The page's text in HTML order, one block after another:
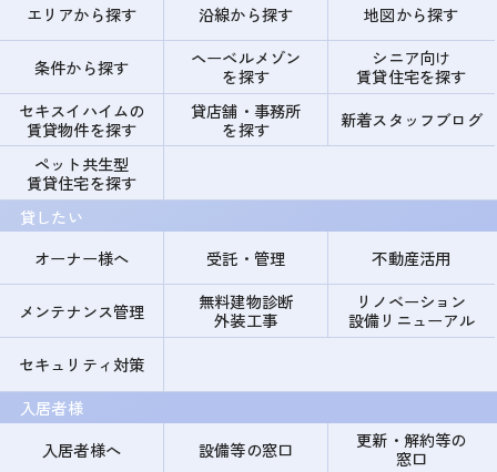
エリアから探す
沿線から探す 地図から探す
条件から探す
ヘーベルメゾン
を探す
シニア向け
賃貸住宅を探す
セキスイハイムの
賃貸物件を探す
貸店舗・事務所
を探す
新着スタッフブログ
ペット共生型
賃貸住宅を探す
貸したい
オーナー様へ
受託・管理 不動産活用
メンテナンス管理
無料建物診断
外装工事
リノベーション
設備リニューアル
セキュリティ対策
入居者様
入居者様へ
設備等の窓口
更新・解約等の
窓口